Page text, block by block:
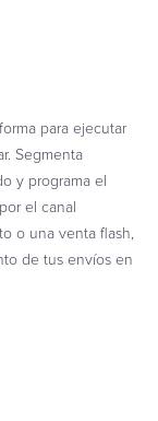
para ejecutar
Segmenta
y programa el
el canal
o una venta flash,
de tus envíos en